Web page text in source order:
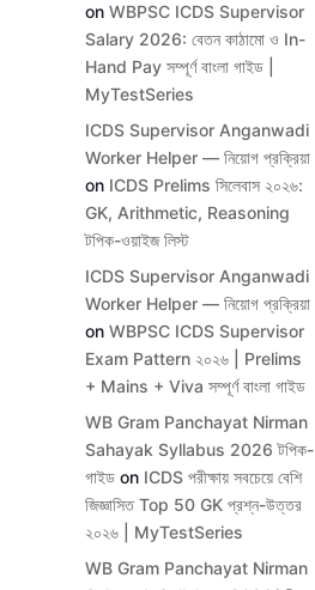
onWBPSC ICDS Supervisor
Salary 2026: বেতন কাঠামো ও In-
Hand Pay সম্পূর্ণ বাংলা গাইড |
MyTestSeries
ICDS Supervisor Anganwadi
Worker Helper — নিয়োগ প্রক্রিয়া
on ICDS Prelims সিলেবাস ২০২৬:
GK, Arithmetic, Reasoning
টপিক-ওয়াইজ লিস্ট
ICDS Supervisor Anganwadi
Worker Helper — নিয়োগ প্রক্রিয়া
onWBPSC ICDS Supervisor
Exam Pattern ২০২৬ | Prelims
+ Mains + Viva সম্পূর্ণ বাংলা গাইড
WB Gram Panchayat Nirman
Sahayak Syllabus 2026 টপিক-
গাইড on ICDS পরীক্ষায় সবচেয়ে বেশি
জিজ্ঞাসিত Top 50 GK প্রশ্ন-উত্তর
২০২৬ | MyTestSeries
WB Gram Panchayat Nirman